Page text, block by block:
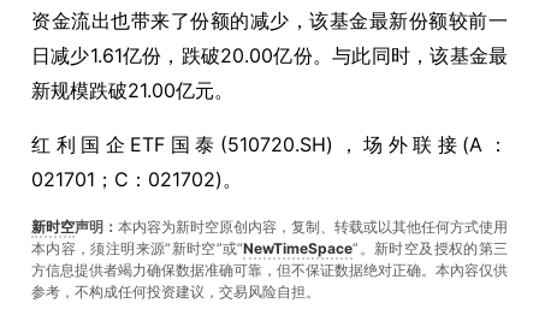
资金流出也带来了份额的减少，该基金最新份额较前一
日减少1.61亿份，跌破20.00亿份。与此同时，该基金最
新规模跌破21.00亿元。
红利国企ETF国泰(510720.SH)，场外联接(A：
021701；C：021702)。
新时空声明： 本内容为新时空原创内容，复制、转载或以其他任何方式使用
本内容，须注明来源“新时空”或“NewTimeSpace”。新时空及授权的第三
方信息提供者竭力确保数据准确可靠，但不保证数据绝对正确。本內容仅供
参考，不构成任何投资建议，交易风险自担。